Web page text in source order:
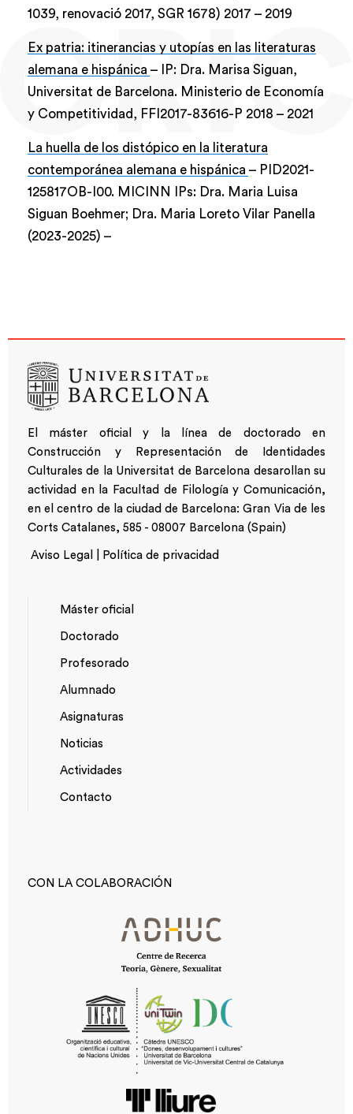
1039, renovació 2017, SGR 1678) 2017 – 2019
Ex patria: itinerancias y utopías en las literaturas
alemana e hispánica – IP: Dra. Marisa Siguan,
Universitat de Barcelona. Ministerio de Economía
y Competitividad, FFI2017-83616-P 2018 – 2021
La huella de los distópico en la literatura
contemporánea alemana e hispánica – PID2021-
125817OB-I00. MICINN IPs: Dra. Maria Luisa
Siguan Boehmer; Dra. Maria Loreto Vilar Panella
(2023-2025) –
El máster oficial y la línea de doctorado en
Construcción y Representación de Identidades
Culturales de la Universitat de Barcelona desarollan su
actividad en la Facultad de Filología y Comunicación,
en el centro de la ciudad de Barcelona: Gran Via de les
Corts Catalanes, 585 - 08007 Barcelona (Spain)
Aviso Legal | Política de privacidad
PRINCIPAL
Máster oficial
Doctorado
Profesorado
Alumnado
Asignaturas
MENU
Noticias
Actividades
Contacto
CON LA COLABORACIÓN